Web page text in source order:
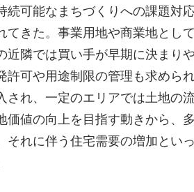
続可能なまちづくりへの課題対
きた。事業用地や商業地とし
近隣では買い手が早期に決まり
可や用途制限の管理も求めら
れ、一定のエリアでは土地の
値の向上を目指す動きから、
それに伴う住宅需要の増加とい